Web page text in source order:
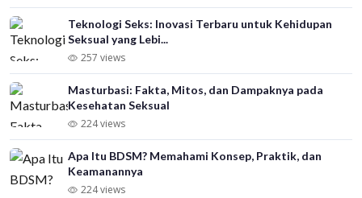
Teknologi Seks: Inovasi Terbaru untuk Kehidupan
Seksual yang Lebi...
257 views
Masturbasi: Fakta, Mitos, dan Dampaknya pada
Kesehatan Seksual
224 views
Apa Itu BDSM? Memahami Konsep, Praktik, dan
Keamanannya
224 views